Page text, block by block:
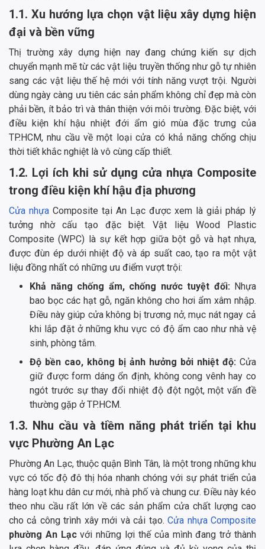
1.1. Xu hướng lựa chọn vật liệu xây dựng hiện
đại và bền vững
Thị trường xây dựng hiện nay đang chứng kiến sự dịch
chuyển mạnh mẽ từ các vật liệu truyền thống như gỗ tự nhiên
sang các vật liệu thế hệ mới với tính năng vượt trội. Người
dùng ngày càng ưu tiên các sản phẩm không chỉ đẹp mà còn
phải bền, ít bảo trì và thân thiện với môi trường. Đặc biệt, với
điều kiện khí hậu nhiệt đới ẩm gió mùa đặc trưng của
TP.HCM, nhu cầu về một loại cửa có khả năng chống chịu
thời tiết khắc nghiệt là vô cùng cấp thiết.
1.2. Lợi ích khi sử dụng cửa nhựa Composite
trong điều kiện khí hậu địa phương
Cửa nhựa Composite tại An Lạc được xem là giải pháp lý
tưởng nhờ cấu tạo đặc biệt. Vật liệu Wood Plastic
Composite (WPC) là sự kết hợp giữa bột gỗ và hạt nhựa,
được đùn ép dưới nhiệt độ và áp suất cao, tạo ra một vật
liệu đồng nhất có những ưu điểm vượt trội:
Khả năng chống ẩm, chống nước tuyệt đối: Nhựa
bao bọc các hạt gỗ, ngăn không cho hơi ẩm xâm nhập.
Điều này giúp cửa không bị trương nở, mục nát ngay cả
khi lắp đặt ở những khu vực có độ ẩm cao như nhà vệ
sinh, phòng tắm.
Độ bền cao, không bị ảnh hưởng bởi nhiệt độ: Cửa
giữ được form dáng ổn định, không cong vênh hay co
ngót trước sự thay đổi nhiệt độ đột ngột, một vấn đề
thường gặp ở TP.HCM.
1.3. Nhu cầu và tiềm năng phát triển tại khu
vực Phường An Lạc
Phường An Lạc, thuộc quận Bình Tân, là một trong những khu
vực có tốc độ đô thị hóa nhanh chóng với sự phát triển của
hàng loạt khu dân cư mới, nhà phố và chung cư. Điều này kéo
theo nhu cầu rất lớn về các sản phẩm cửa chất lượng cao
cho cả công trình xây mới và cải tạo.Cửa nhựa Composite
phường An Lạcvới những lợi thế của mình đang trở thành